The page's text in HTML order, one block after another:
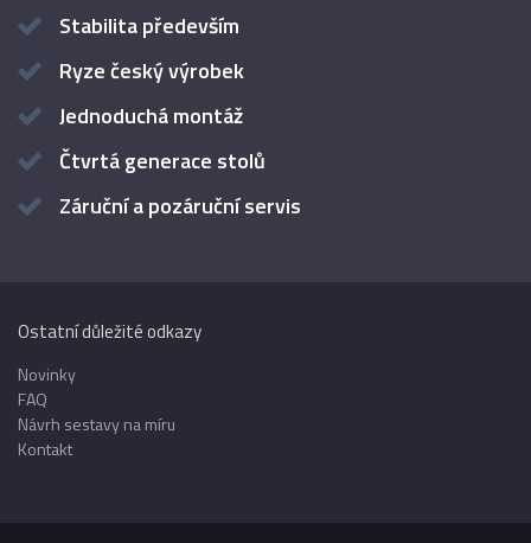
Stabilita především
Ryze český výrobek
Jednoduchá montáž
Čtvrtá generace stolů
Záruční a pozáruční servis
Ostatní důležité odkazy
Novinky
FAQ
Návrh sestavy na míru
Kontakt